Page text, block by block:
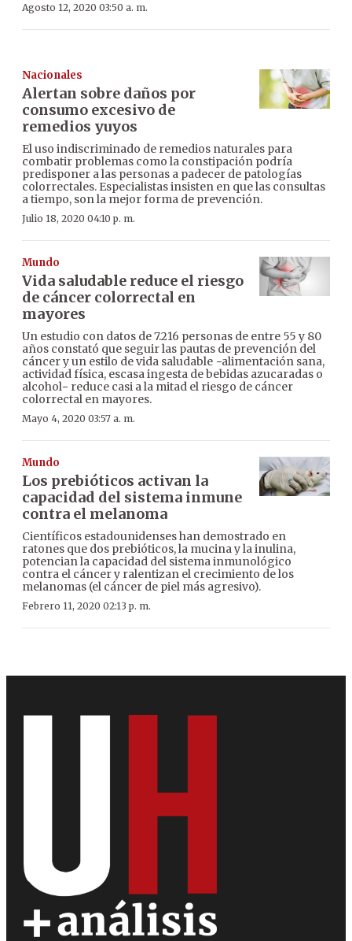
Agosto 12, 2020 03:50 a. m.
Nacionales
Alertan sobre daños por
consumo excesivo de
remedios yuyos
El uso indiscriminado de remedios naturales para
combatir problemas como la constipación podría
predisponer a las personas a padecer de patologías
colorrectales. Especialistas insisten en que las consultas
a tiempo, son la mejor forma de prevención.
Julio 18, 2020 04:10 p. m.
Mundo
Vida saludable reduce el riesgo
de cáncer colorrectal en
mayores
Un estudio con datos de 7.216 personas de entre 55 y 80
años constató que seguir las pautas de prevención del
cáncer y un estilo de vida saludable −alimentación sana,
actividad física, escasa ingesta de bebidas azucaradas o
alcohol− reduce casi a la mitad el riesgo de cáncer
colorrectal en mayores.
Mayo 4, 2020 03:57 a. m.
Mundo
Los prebióticos activan la
capacidad del sistema inmune
contra el melanoma
Científicos estadounidenses han demostrado en
ratones que dos prebióticos, la mucina y la inulina,
potencian la capacidad del sistema inmunológico
contra el cáncer y ralentizan el crecimiento de los
melanomas (el cáncer de piel más agresivo).
Febrero 11, 2020 02:13 p. m.